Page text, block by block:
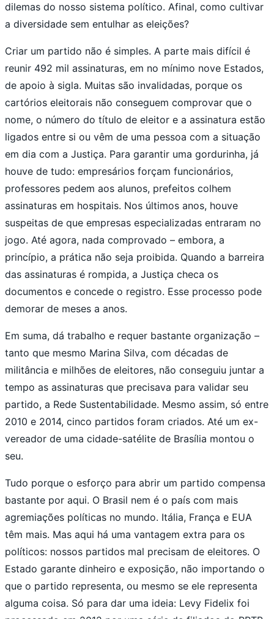
dilemas do nosso sistema político. Afinal, como cultivar
a diversidade sem entulhar as eleições?
Criar um partido não é simples. A parte mais difícil é
reunir 492 mil assinaturas, em no mínimo nove Estados,
de apoio à sigla. Muitas são invalidadas, porque os
cartórios eleitorais não conseguem comprovar que o
nome, o número do título de eleitor e a assinatura estão
ligados entre si ou vêm de uma pessoa com a situação
em dia com a Justiça. Para garantir uma gordurinha, já
houve de tudo: empresários forçam funcionários,
professores pedem aos alunos, prefeitos colhem
assinaturas em hospitais. Nos últimos anos, houve
suspeitas de que empresas especializadas entraram no
jogo. Até agora, nada comprovado – embora, a
princípio, a prática não seja proibida. Quando a barreira
das assinaturas é rompida, a Justiça checa os
documentos e concede o registro. Esse processo pode
demorar de meses a anos.
Em suma, dá trabalho e requer bastante organização –
tanto que mesmo Marina Silva, com décadas de
militância e milhões de eleitores, não conseguiu juntar a
tempo as assinaturas que precisava para validar seu
partido, a Rede Sustentabilidade. Mesmo assim, só entre
2010 e 2014, cinco partidos foram criados. Até um ex-
vereador de uma cidade-satélite de Brasília montou o
seu.
Tudo porque o esforço para abrir um partido compensa
bastante por aqui. O Brasil nem é o país com mais
agremiações políticas no mundo. Itália, França e EUA
têm mais. Mas aqui há uma vantagem extra para os
políticos: nossos partidos mal precisam de eleitores. O
Estado garante dinheiro e exposição, não importando o
que o partido representa, ou mesmo se ele representa
alguma coisa. Só para dar uma ideia: Levy Fidelix foi